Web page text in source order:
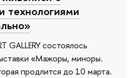
технологиями
GALLERY состоялось
«Мажоры, миноры.
продлится до 10 марта.